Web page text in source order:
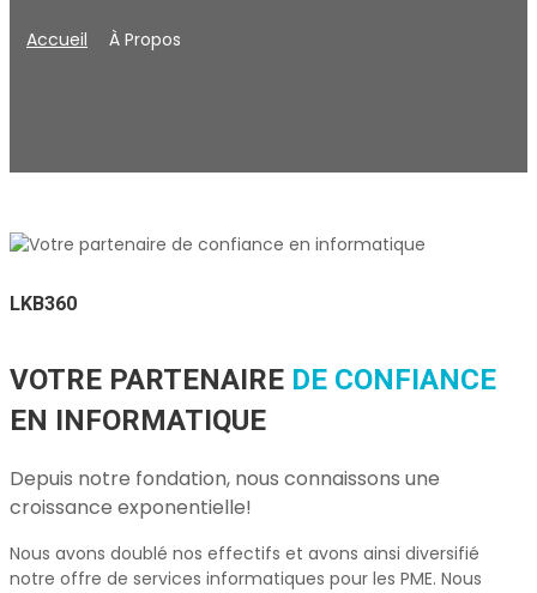
Accueil À Propos
LKB360
VOTRE PARTENAIRE DE CONFIANCE
EN INFORMATIQUE
Depuis notre fondation, nous connaissons une
croissance exponentielle!
Nous avons doublé nos effectifs et avons ainsi diversifié
notre offre de services informatiques pour les PME. Nous